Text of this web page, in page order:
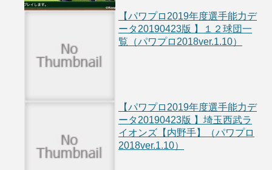
【パワプロ2019年度選手能力デ
ータ20190423版 】１２球団一
覧（パワプロ2018ver.1.10）
【パワプロ2019年度選手能力デ
ータ20190423版 】埼玉西武ラ
イオンズ【内野手】（パワプロ
2018ver.1.10）